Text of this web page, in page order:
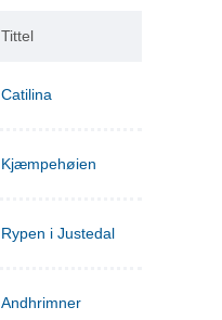
Tittel
Catilina
Kjæmpehøien
Rypen i Justedal
Andhrimner